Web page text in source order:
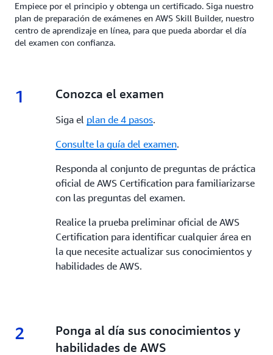
Empiece por el principio y obtenga un certificado. Siga nuestro
plan de preparación de exámenes en AWS Skill Builder, nuestro
centro de aprendizaje en línea, para que pueda abordar el día
del examen con confianza.
1 1.
Conozca el examen
Siga el plan de 4 pasos.
Consulte la guía del examen.
Responda al conjunto de preguntas de práctica
oficial de AWS Certification para familiarizarse
con las preguntas del examen.
Realice la prueba preliminar oficial de AWS
Certification para identificar cualquier área en
la que necesite actualizar sus conocimientos y
habilidades de AWS.
2 2.
Ponga al día sus conocimientos y
habilidades de AWS